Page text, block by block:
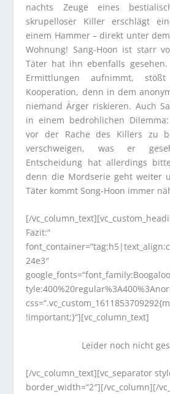
nachts Zeuge eines
skrupelloser Killer erschlägt
einem Hammer – direkt unter
Wohnung! Sang-Hoon ist starr
Täter hat ihn ebenfalls
Ermittlungen aufnimmt,
Kooperation, denn in dem
niemand Ärger riskieren. Auch
in einem bedrohlichen
vor der Rache des Killers zu
verschweigen, was er
Entscheidung hat allerdings
denn die Mordserie geht weiter
Täter kommt Song-Hoon immer
[/
Fazit:“
24e3″
!important;}“][vc_column_text]
Leider noch nicht
[/vc_column_text][vc_separator
border_width=“2″][/vc_column][/